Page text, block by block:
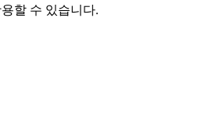
할 수 있습니다.